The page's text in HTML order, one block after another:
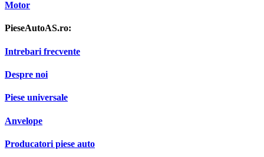
Motor
PieseAutoAS.ro:
Intrebari frecvente
Despre noi
Piese universale
Anvelope
Producatori piese auto